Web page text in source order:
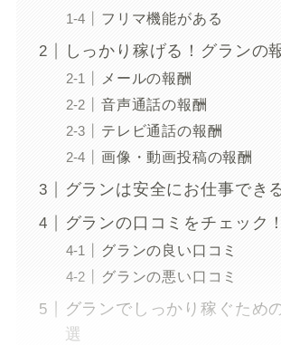
フリマ機能がある
しっかり稼げる！グランの
メールの報酬
音声通話の報酬
テレビ通話の報酬
画像・動画投稿の報酬
グランは安全にお仕事でき
グランの口コミをチェック！
グランの良い口コミ
グランの悪い口コミ
グランでしっかり稼ぐため
選